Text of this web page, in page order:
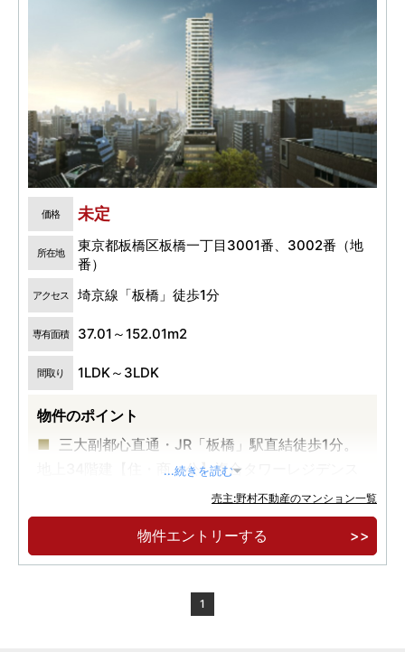
価格 未定
所在地
東京都板橋区板橋一丁目3001番、3002番（地
番）
アクセス 埼京線「板橋」徒歩1分
専有面積 37.01～152.01m2
間取り 1LDK～3LDK
物件のポイント
三大副都心直通・JR「板橋」駅直結徒歩1分。
地上34階建【住・商・公】複合タワーレジデンス
物件エントリー受付開始。エントリ者ー様専用
ページにて限定コンテンツ公開中。
...続きを読む
売主:野村不動産のマンション一覧
物件エントリーする
1